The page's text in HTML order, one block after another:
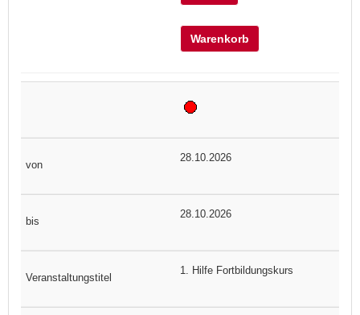
Warenkorb
28.10.2026
28.10.2026
1. Hilfe Fortbildungskurs